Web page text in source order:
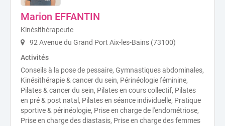
Marion EFFANTIN
Kinésithérapeute
92 Avenue du Grand Port Aix-les-Bains (73100)
Activités
Conseils à la pose de pessaire, Gymnastiques abdominales,
Kinésithérapie & cancer du sein, Périnéologie féminine,
Pilates & cancer du sein, Pilates en cours collectif, Pilates
en pré & post natal, Pilates en séance individuelle, Pratique
sportive & périnéologie, Prise en charge de l'endométriose,
Prise en charge des diastasis, Prise en charge des femmes